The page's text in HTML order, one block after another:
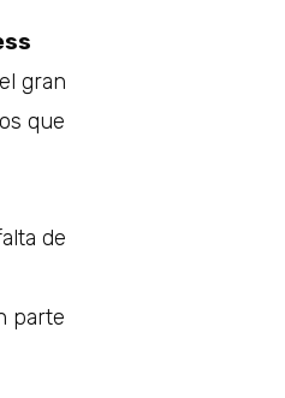
gran
que
de
parte